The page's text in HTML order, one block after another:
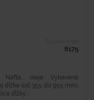
8175
Nafta, oleje Vybavené
dĺžke (od 355 do 955 mm).
dĺžky...